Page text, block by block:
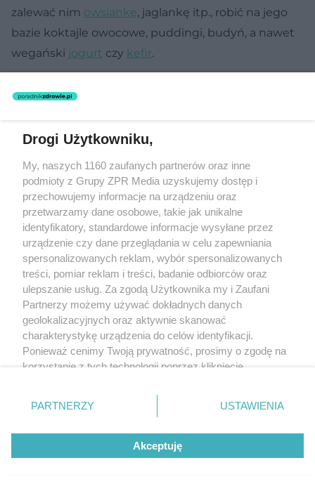
zalewać nim owsiankę, jaglankę itp., robić na jego
bazie koktajle owocowe, puddingi, budyń, a nawet
wegański jogurt czy kefir.
Drogi Użytkowniku,
My, naszych 1160 zaufanych partnerów oraz inne
podmioty z Grupy ZPR Media uzyskujemy dostęp i
przechowujemy informacje na urządzeniu oraz
przetwarzamy dane osobowe, takie jak unikalne
identyfikatory, standardowe informacje wysyłane przez
urządzenie czy dane przeglądania w celu zapewniania
spersonalizowanych reklam, wybór spersonalizowanych
treści, pomiar reklam i treści, badanie odbiorców oraz
ulepszanie usług. Za zgodą Użytkownika my i Zaufani
Partnerzy możemy używać dokładnych danych
geolokalizacyjnych oraz aktywnie skanować
charakterystykę urządzenia do celów identyfikacji.
Ponieważ cenimy Twoją prywatność, prosimy o zgodę na
korzystanie z tych technologii poprzez kliknięcie
zmienić/wycofać klikając przycisk ustawień prywatności
znajdujący się w lewym dolnym rogu strony
rodzaje przetwarzania danych nie wymagają zgody
użytkownika, ale masz prawo sprzeciwić się takiemu
przetwarzaniu. Preferencje będą miały zastosowanie tylko
PARTNERZY USTAWIENIA
Akceptuję